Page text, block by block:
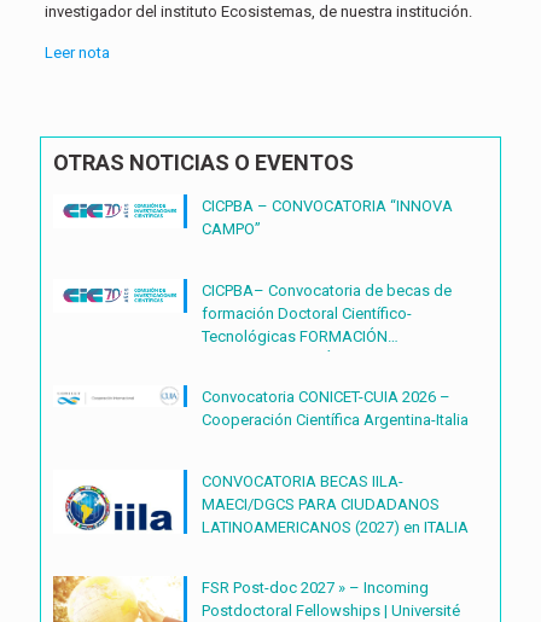
investigador del instituto Ecosistemas, de nuestra institución.
Leer nota
OTRAS NOTICIAS O EVENTOS
CICPBA – CONVOCATORIA “INNOVA
CAMPO”
CICPBA– Convocatoria de becas de
formación Doctoral Científico-
Tecnológicas FORMACIÓN
Convocatoria CONICET-CUIA 2026 –
Cooperación Científica Argentina-Italia
CONVOCATORIA BECAS IILA-
MAECI/DGCS PARA CIUDADANOS
LATINOAMERICANOS (2027) en ITALIA
FSR Post-doc 2027 » – Incoming
Postdoctoral Fellowships | Université